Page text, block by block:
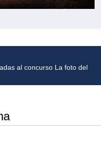
al concurso La foto del